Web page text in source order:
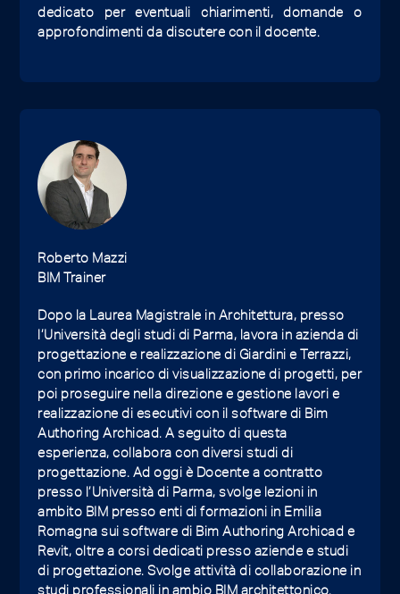
dedicato per eventuali chiarimenti, domande o
approfondimenti da discutere con il docente.
Roberto Mazzi
BIM Trainer
Dopo la Laurea Magistrale in Architettura, presso
l’Università degli studi di Parma, lavora in azienda di
progettazione e realizzazione di Giardini e Terrazzi,
con primo incarico di visualizzazione di progetti, per
poi proseguire nella direzione e gestione lavori e
realizzazione di esecutivi con il software di Bim
Authoring Archicad. A seguito di questa
esperienza, collabora con diversi studi di
progettazione. Ad oggi è Docente a contratto
presso l’Università di Parma, svolge lezioni in
ambito BIM presso enti di formazioni in Emilia
Romagna sui software di Bim Authoring Archicad e
Revit, oltre a corsi dedicati presso aziende e studi
di progettazione. Svolge attività di collaborazione in
studi professionali in ambio BIM architettonico.